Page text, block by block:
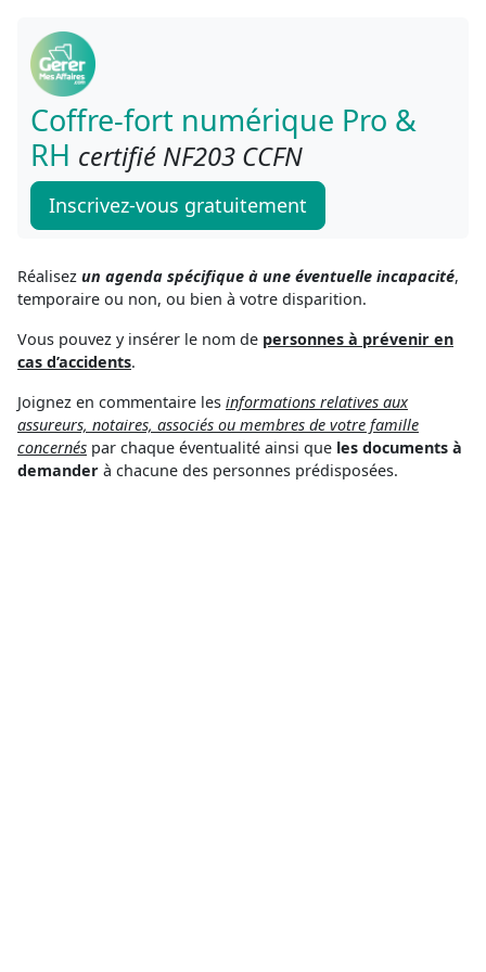
Coffre-fort numérique Pro &
RH certifié NF203 CCFN
Inscrivez-vous gratuitement
Réalisez un agenda spécifique à une éventuelle incapacité,
temporaire ou non, ou bien à votre disparition.
Vous pouvez y insérer le nom de personnes à prévenir en
cas d’accidents.
Joignez en commentaire les informations relatives aux
assureurs, notaires, associés ou membres de votre famille
concernés par chaque éventualité ainsi que les documents à
demander à chacune des personnes prédisposées.